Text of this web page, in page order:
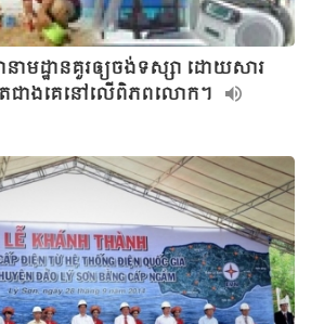
ាមដ្ឋានគួរឲ្យចង់ទស្សា ដោយសារ
ជាងគេនៅលើពិភពលោក។